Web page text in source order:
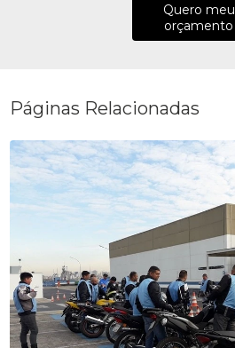
Quero meu
orçamento
Páginas Relacionadas